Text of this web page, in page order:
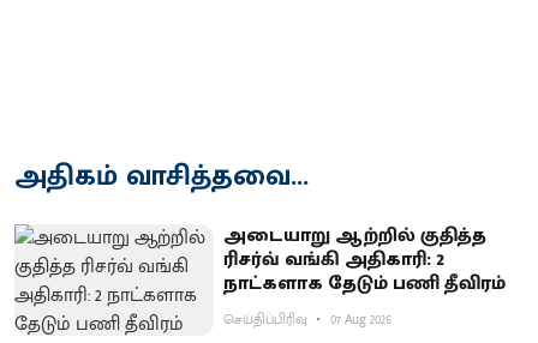
அதிகம் வாசித்தவை...
அடையாறு ஆற்றில் குதித்த
ரிசர்வ் வங்கி அதிகாரி: 2
நாட்களாக தேடும் பணி தீவிரம்
செய்திப்பிரிவு 07 Aug 2026